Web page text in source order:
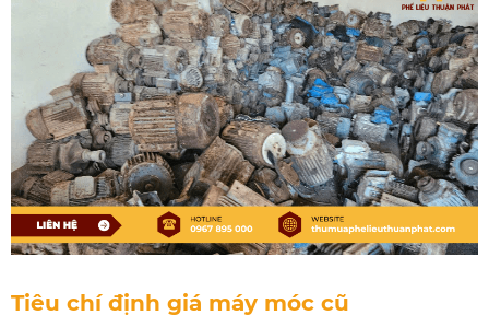
Tiêu chí định giá máy móc cũ